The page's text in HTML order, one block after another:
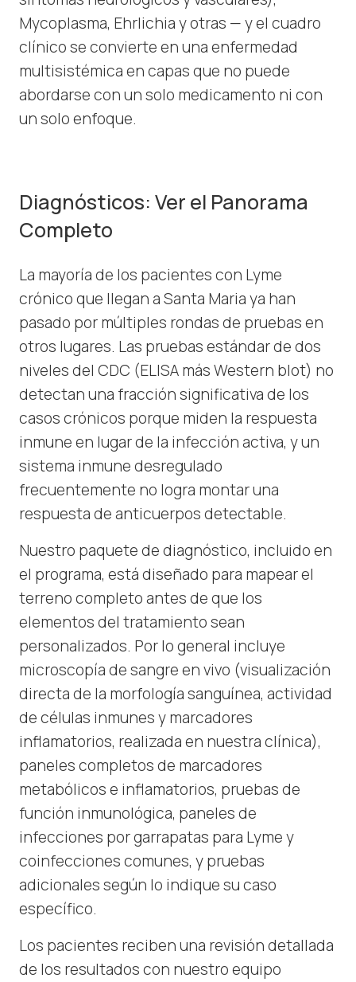
Mycoplasma, Ehrlichia y otras — y el cuadro
clínico se convierte en una enfermedad
multisistémica en capas que no puede
abordarse con un solo medicamento ni con
un solo enfoque.
Diagnósticos: Ver el Panorama
Completo
La mayoría de los pacientes con Lyme
crónico que llegan a Santa Maria ya han
pasado por múltiples rondas de pruebas en
otros lugares. Las pruebas estándar de dos
niveles del CDC (ELISA más Western blot) no
detectan una fracción significativa de los
casos crónicos porque miden la respuesta
inmune en lugar de la infección activa, y un
sistema inmune desregulado
frecuentemente no logra montar una
respuesta de anticuerpos detectable.
Nuestro paquete de diagnóstico, incluido en
el programa, está diseñado para mapear el
terreno completo antes de que los
elementos del tratamiento sean
personalizados. Por lo general incluye
microscopía de sangre en vivo (visualización
directa de la morfología sanguínea, actividad
de células inmunes y marcadores
inflamatorios, realizada en nuestra clínica),
paneles completos de marcadores
metabólicos e inflamatorios, pruebas de
función inmunológica, paneles de
infecciones por garrapatas para Lyme y
coinfecciones comunes, y pruebas
adicionales según lo indique su caso
específico.
Los pacientes reciben una revisión detallada
de los resultados con nuestro equipo